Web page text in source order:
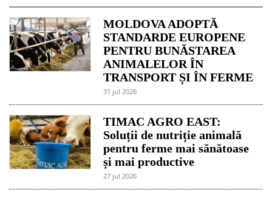
MOLDOVA ADOPTĂ
STANDARDE EUROPENE
PENTRU BUNĂSTAREA
ANIMALELOR ÎN
TRANSPORT ȘI ÎN FERME
31 jul 2026
TIMAC AGRO EAST:
Soluții de nutriție animală
pentru ferme mai sănătoase
și mai productive
27 jul 2026